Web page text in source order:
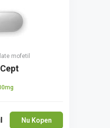
mofetil
Nu Kopen